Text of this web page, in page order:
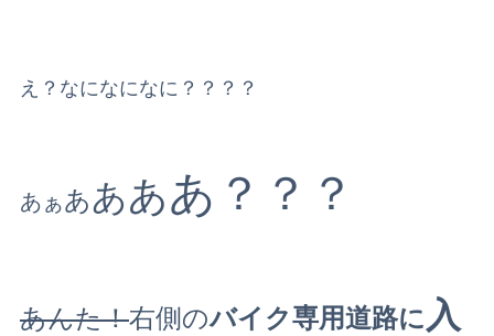
え？なになになに？？？？
あぁああああ？？？
あんた！右側のバイク専用道路に 入